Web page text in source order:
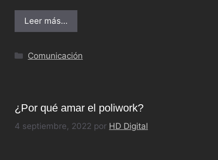
Leer más…
Comunicación
¿Por qué amar el poliwork?
4 septiembre, 2022 por HD Digital